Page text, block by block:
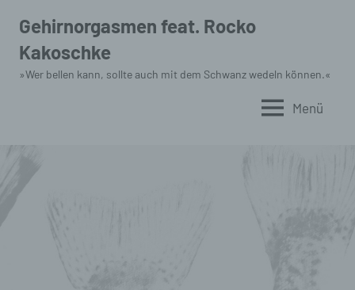
Inhalt
springen
Gehirnorgasmen feat. Rocko
Kakoschke
»Wer bellen kann, sollte auch mit dem Schwanz wedeln können.«
Menü